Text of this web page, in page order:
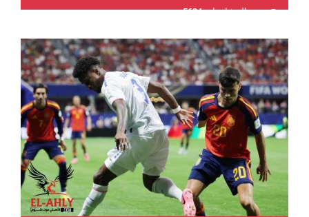
عدد المشاهدات 5624